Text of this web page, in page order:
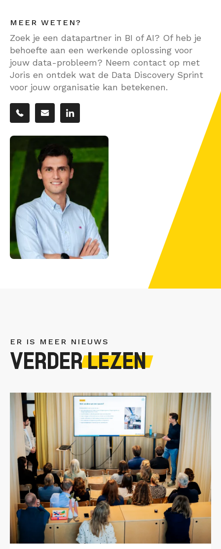
MEER WETEN?
Zoek je een datapartner in BI of AI? Of heb je
behoefte aan een werkende oplossing voor
jouw data-probleem? Neem contact op met
Joris en ontdek wat de Data Discovery Sprint
voor jouw organisatie kan betekenen.
ER IS MEER NIEUWS
VERDERLEZEN